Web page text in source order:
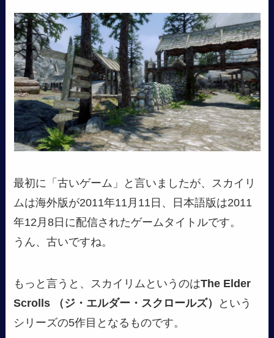
最初に「古いゲーム」と言いましたが、スカイリ
ムは海外版が2011年11月11日、日本語版は2011
年12月8日に配信されたゲームタイトルです。
うん、古いですね。
もっと言うと、スカイリムというのはThe Elder
Scrolls （ジ・エルダー・スクロールズ）
という
シリーズの5作目となるものです。